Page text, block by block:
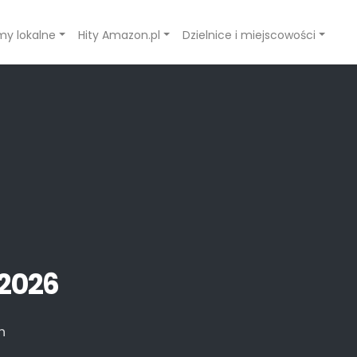
lokalne Hity Amazon.pl Dzielnice i miejscowości